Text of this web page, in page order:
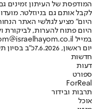
המודפסת של העיתון זמינים
לקבל אותם גם בניוזלטר.
היום" מציע לגולשי האתר
היום פתוח להערות, לביקורת
במייל hayom@israelhayom.co.il.
יום ראשון, 7.6.2026
כ"ב בסיון
חדשות
דעות
ספורט
ForReal
תרבות ובידור
אוכל